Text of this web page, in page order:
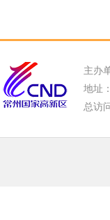
主办
地址
总访